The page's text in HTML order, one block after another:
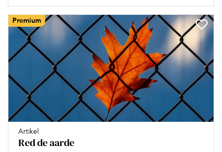
Premium
Artikel
Red de aarde